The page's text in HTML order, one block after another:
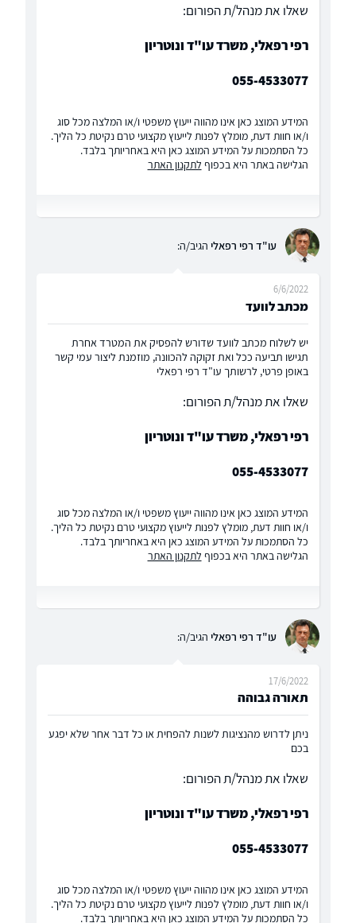
שאלו את מנהל/ת הפורום:
רפי רפאלי, משרד עו"ד ונוטריון
055-4533077
המידע המוצג כאן אינו מהווה ייעוץ משפטי ו/או המלצה מכל סוג
ו/או חוות דעת, מומלץ לפנות לייעוץ מקצועי טרם נקיטת כל הליך.
כל הסתמכות על המידע המוצג כאן היא באחריותך בלבד.
הגלישה באתר היא בכפוף לתקנון האתר
עו"ד רפי רפאלי הגיב/ה:
מכתב לוועד
6/6/2022
יש לשלוח מכתב לוועד שדורש להפסיק את המטרד אחרת
תגישו תביעה ככל ואת זקוקה להכוונה, מוזמנת ליצור עמי קשר
באופן פרטי, לרשותך עו"ד רפי רפאלי
שאלו את מנהל/ת הפורום:
רפי רפאלי, משרד עו"ד ונוטריון
055-4533077
המידע המוצג כאן אינו מהווה ייעוץ משפטי ו/או המלצה מכל סוג
ו/או חוות דעת, מומלץ לפנות לייעוץ מקצועי טרם נקיטת כל הליך.
כל הסתמכות על המידע המוצג כאן היא באחריותך בלבד.
הגלישה באתר היא בכפוף לתקנון האתר
עו"ד רפי רפאלי הגיב/ה:
תאורה גבוהה
17/6/2022
ניתן לדרוש מהנציגות לשנות להפחית או כל דבר אחר שלא יפגע
בכם
שאלו את מנהל/ת הפורום:
רפי רפאלי, משרד עו"ד ונוטריון
055-4533077
המידע המוצג כאן אינו מהווה ייעוץ משפטי ו/או המלצה מכל סוג
ו/או חוות דעת, מומלץ לפנות לייעוץ מקצועי טרם נקיטת כל הליך.
כל הסתמכות על המידע המוצג כאן היא באחריותך בלבד.